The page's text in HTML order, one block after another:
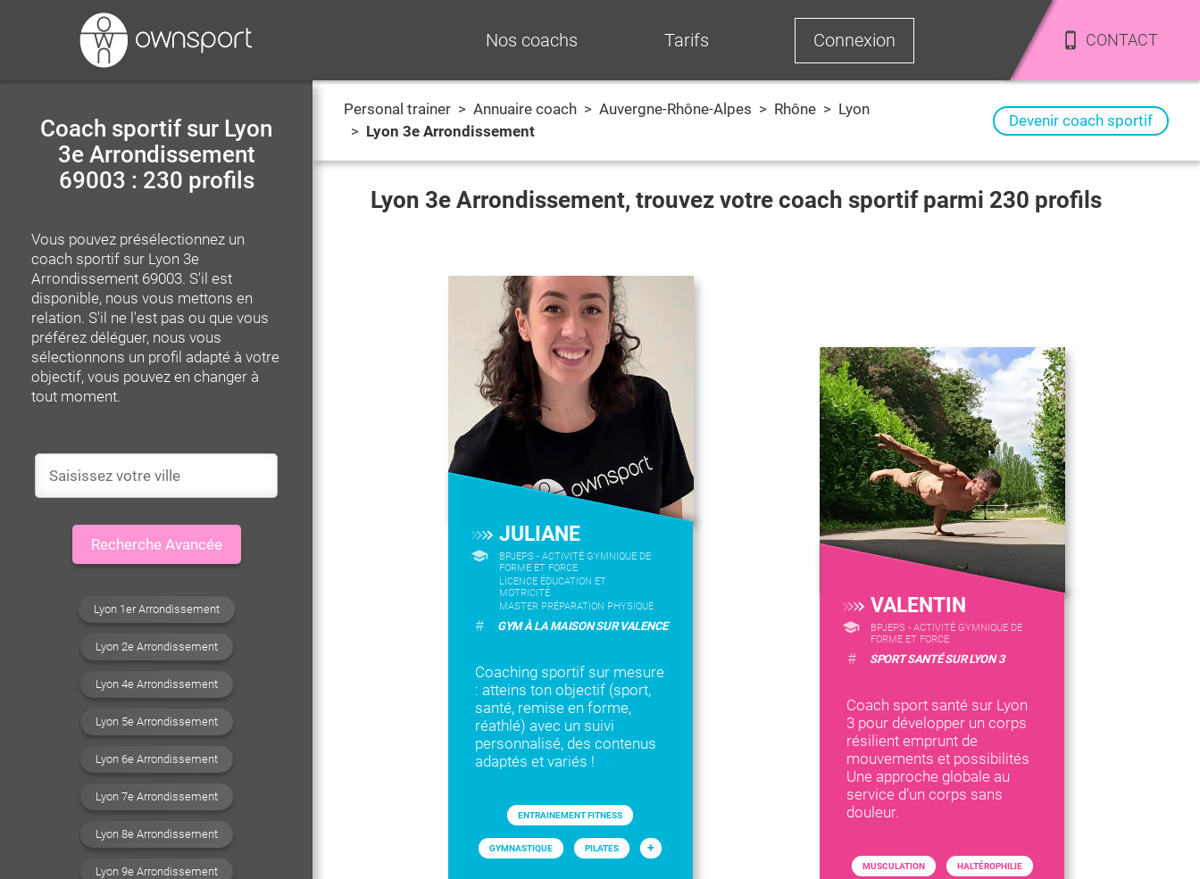
Nos coachs Tarifs Connexion CONTACT
Coach sportif sur Lyon
3e Arrondissement
69003 : 230 profils
Vous pouvez présélectionnez un
coach sportif sur Lyon 3e
Arrondissement 69003. S'il est
disponible, nous vous mettons en
relation. S'il ne l'est pas ou que vous
préférez déléguer, nous vous
sélectionnons un profil adapté à votre
objectif, vous pouvez en changer à
tout moment.
Recherche Avancée
Lyon 1er Arrondissement
Lyon 2e Arrondissement
Lyon 4e Arrondissement
Lyon 5e Arrondissement
Lyon 6e Arrondissement
Lyon 7e Arrondissement
Lyon 8e Arrondissement
Lyon 9e Arrondissement
Personal trainer > Annuaire coach > Auvergne-Rhône-Alpes > Rhône > Lyon
> Lyon 3e Arrondissement
Devenir coach sportif
Lyon 3e Arrondissement, trouvez votre coach sportif parmi 230 profils
JULIANE
BPJEPS - ACTIVITÉ GYMNIQUE DE
FORME ET FORCE
LICENCE ÉDUCATION ET
MOTRICITÉ
MASTER PRÉPARATION PHYSIQUE
# GYM À LA MAISON SUR VALENCE
Coaching sportif sur mesure
: atteins ton objectif (sport,
santé, remise en forme,
réathlé) avec un suivi
personnalisé, des contenus
adaptés et variés !
ENTRAINEMENT FITNESS
GYMNASTIQUE PILATES +
VALENTIN
BPJEPS - ACTIVITÉ GYMNIQUE DE
FORME ET FORCE
# SPORT SANTÉ SUR LYON 3
Coach sport santé sur Lyon
3 pour développer un corps
résilient emprunt de
mouvements et possibilités
Une approche globale au
service d’un corps sans
douleur.
MUSCULATION HALTÉROPHILIE